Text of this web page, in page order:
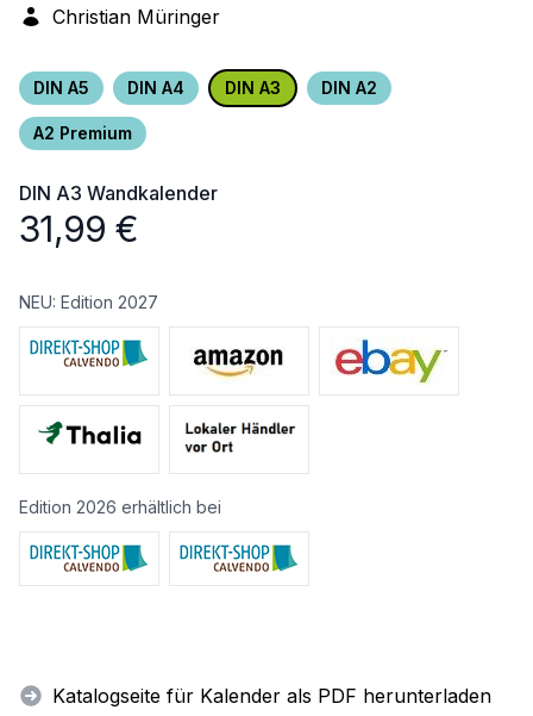
Christian Müringer
DIN A5 DIN A4 DIN A3 DIN A2
A2 Premium
DIN A3 Wandkalender
31,99 €
NEU: Edition 2027
Edition 2026 erhältlich bei
Katalogseite für Kalender als PDF herunterladen